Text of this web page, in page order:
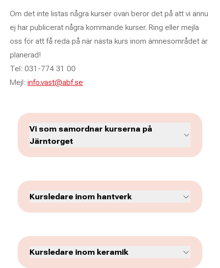
Om det inte listas några kurser ovan beror det på att vi ännu
ej har publicerat några kommande kurser. Ring eller mejla
oss för att få reda på när nästa kurs inom ämnesområdet är
planerad!
Tel: 031-774 31 00
Mejl: info.vast@abf.se
Vi som samordnar kurserna på
Järntorget
Kursledare inom hantverk
Kursledare inom keramik